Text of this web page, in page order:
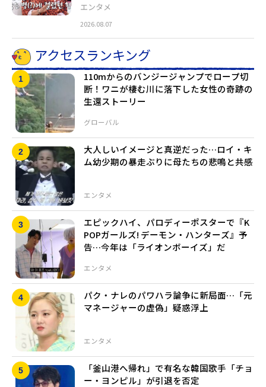
エンタメ
2026.08.07
アクセスランキング
グローバル
110mからのバンジージャンプでロープ切
断！ワニが棲む川に落下した女性の奇跡の
生還ストーリー
エンタメ
大人しいイメージと真逆だった…ロイ・キ
ム幼少期の暴走ぶりに母たちの悲鳴と共感
エンタメ
エピックハイ、パロディーポスターで『K
POPガールズ! デーモン・ハンターズ』予
告…今年は「ライオンボーイズ」だ
エンタメ
パク・ナレのパワハラ論争に新局面…「元
マネージャーの虚偽」疑惑浮上
「釜山港へ帰れ」で有名な韓国歌手「チョ
ー・ヨンピル」が引退を否定